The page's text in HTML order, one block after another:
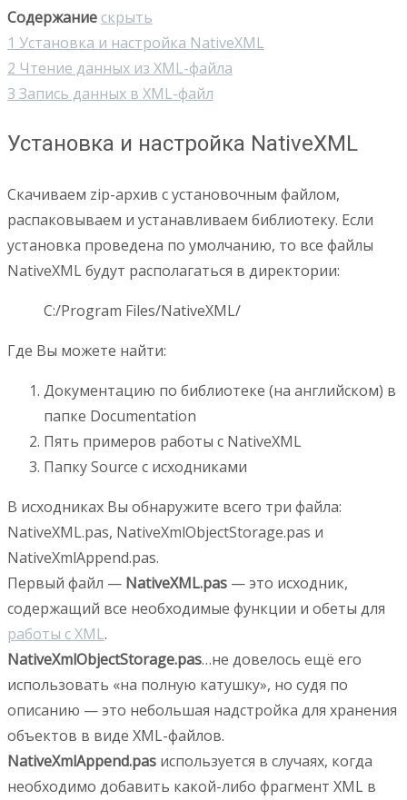
Содержание скрыть
1 Установка и настройка NativeXML
2 Чтение данных из XML-файла
3 Запись данных в XML-файл
Установка и настройка NativeXML
Скачиваем zip-архив с установочным файлом,
распаковываем и устанавливаем библиотеку. Если
установка проведена по умолчанию, то все файлы
NativeXML будут располагаться в директории:
C:/Program Files/NativeXML/
Где Вы можете найти:
Документацию по библиотеке (на английском) в
папке Documentation
Пять примеров работы с NativeXML
Папку Source с исходниками
В исходниках Вы обнаружите всего три файла:
NativeXML.pas, NativeXmlObjectStorage.pas и
NativeXmlAppend.pas.
Первый файл — NativeXML.pas — это исходник,
содержащий все необходимые функции и обеты для
работы с XML.
NativeXmlObjectStorage.pas…не довелось ещё его
использовать «на полную катушку», но судя по
описанию — это небольшая надстройка для хранения
объектов в виде XML-файлов.
NativeXmlAppend.pas используется в случаях, когда
необходимо добавить какой-либо фрагмент XML в